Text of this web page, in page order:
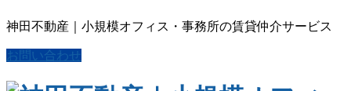
神田不動産｜小規模オフィス・事務所の賃貸仲介サービス
お問い合わせ